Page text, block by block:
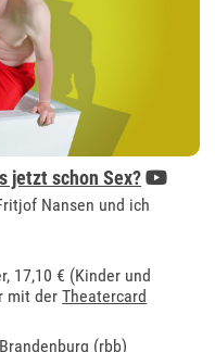
jetzt schon Sex?
Nansen und ich
, 17,10 € (Kinder und
mit derTheatercard
(rbb)